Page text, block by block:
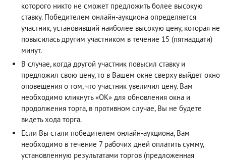
которого никто не сможет предложить более высокую
ставку. Победителем онлайн-аукциона определяется
участник, установивший наиболее высокую цену, которая не
повысилась другим участником в течение 15 (пятнадцати)
минут.
В случае, когда другой участник повысил ставку и
предложил свою цену, то в Вашем окне сверху выйдет окно
оповещения о том, что участник увеличил цену. Вам
необходимо кликнуть «ОК» для обновления окна и
продолжения торга, в противном случае, Вы не будете
видеть хода торга.
Если Вы стали победителем онлайн-аукциона, Вам
необходимо в течение 7 рабочих дней оплатить сумму,
установленную результатами торгов (предложенная